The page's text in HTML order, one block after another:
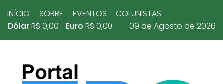
INÍCIO SOBRE EVENTOS
COLUNISTAS
DólarR$ 0,00 Euro R$ 0,00 09 de Agosto de 2026